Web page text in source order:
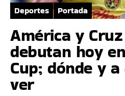
Deportes Portada
América y
debutan hoy
Cup; dónde y
ver